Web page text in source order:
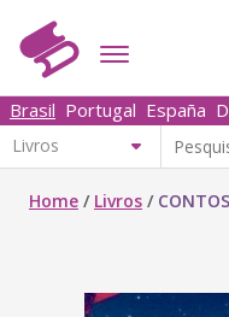
Brasil Portugal España
Home / Livros /